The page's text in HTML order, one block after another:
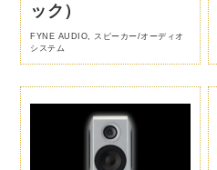
ック）
FYNE AUDIO
スピーカー/オーディオ
システム